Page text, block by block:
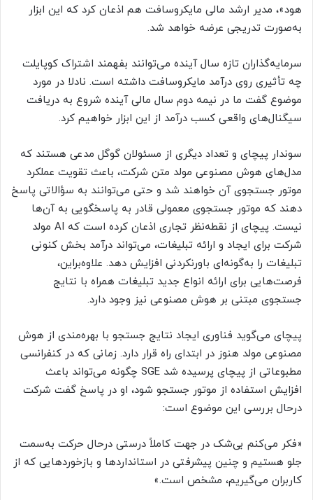
هود»، مدیر ارشد مالی مایکروسافت هم اذعان کرد که این ابزار
به‌صورت تدریجی عرضه خواهد شد.
سرمایه‌گذاران تازه سال آینده می‌توانند بفهمند اشتراک کوپایلت
چه تأثیری روی درآمد مایکروسافت داشته است. نادلا در مورد
موضوع گفت ما در نیمه دوم سال مالی آینده شروع به دریافت
سیگنال‌های واقعی کسب درآمد از این ابزار خواهیم کرد.
سوندار پیچای و تعداد دیگری از مسئولان گوگل مدعی هستند که
مدل‌های هوش مصنوعی مولد متن شرکت، باعث تقویت عملکرد
موتور جستجوی آن خواهند شد و حتی می‌توانند به سؤالاتی پاسخ
دهند که موتور جستجوی معمولی قادر به پاسخگویی به آن‌ها
نیست. پیچای از نقطه‌نظر تجاری اذعان کرده است که AI مولد
شرکت برای ایجاد و ارائه تبلیغات، می‌تواند درآمد بخش کنونی
تبلیغات را به‌گونه‌ای باورنکردنی افزایش دهد. علاوه‌براین،
فرصت‌هایی برای ارائه انواع جدید تبلیغات همراه با نتایج
جستجوی مبتنی بر هوش مصنوعی نیز وجود دارد.
پیچای می‌گوید فناوری ایجاد نتایج جستجو با بهره‌مندی از هوش
مصنوعی مولد هنوز در ابتدای راه قرار دارد. زمانی که در کنفرانسی
مطبوعاتی از پیچای پرسیده شد SGE چگونه می‌تواند باعث
افزایش استفاده از موتور جستجو شود، او در پاسخ گفت شرکت
درحال بررسی این موضوع است:
«فکر می‌کنم بی‌شک در جهت کاملاً درستی درحال حرکت به‌سمت
جلو هستیم و چنین پیشرفتی در استانداردها و بازخوردهایی که از
کاربران می‌گیریم، مشخص است.»